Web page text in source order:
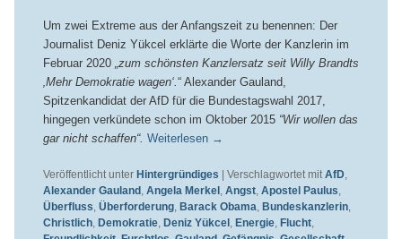
Um zwei Extreme aus der Anfangszeit zu benennen: Der
Journalist Deniz Yükcel erklärte die Worte der Kanzlerin im
Februar 2020 „zum schönsten Kanzlersatz seit Willy Brandts
‚Mehr Demokratie wagen‘.“ Alexander Gauland,
Spitzenkandidat der AfD für die Bundestagswahl 2017,
hingegen verkündete schon im Oktober 2015 “Wir wollen das
gar nicht schaffen“. Weiterlesen →
Veröffentlicht unter Hintergründiges Verschlagwortet mit AfD,
Alexander Gauland , Angela Merkel , Angst, Apostel Paulus,
Überfluss, Überforderung, Barack Obama, Bundeskanzlerin,
Christlich, Demokratie, Deniz Yükcel , Energie, Flucht,